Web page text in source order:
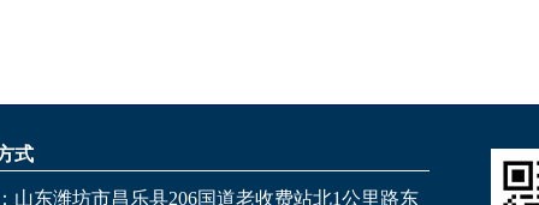
式
山东潍坊市昌乐县206国道老收费站北1公里路东